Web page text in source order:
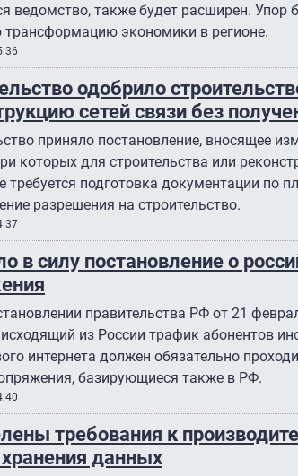
ведомство, также будет расширен. Упор
экономики в регионе.
одобрило
сетей связи без
приняло постановление, вносящее
которых для строительства или
требуется подготовка документации по
разрешения на строительство.
в силу постановление о
правительства РФ от 21
из России трафик абонентов
интернета должен обязательно
базирующиеся также в РФ.
требования к
данных